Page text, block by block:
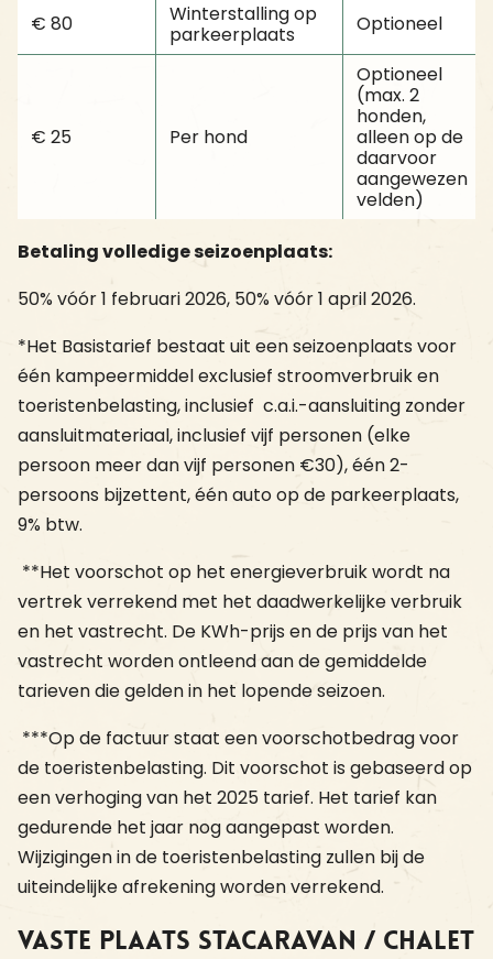
€ 80
Winterstalling op
parkeerplaats
Optioneel
€ 25 Per hond
Optioneel
(max. 2
honden,
alleen op de
daarvoor
aangewezen
velden)
Betaling volledige seizoenplaats:
50% vóór 1 februari 2026, 50% vóór 1 april 2026.
*Het Basistarief bestaat uit een seizoenplaats voor
één kampeermiddel exclusief stroomverbruik en
toeristenbelasting, inclusief c.a.i.-aansluiting zonder
aansluitmateriaal, inclusief vijf personen (elke
persoon meer dan vijf personen €30), één 2-
persoons bijzettent, één auto op de parkeerplaats,
9% btw.
**Het voorschot op het energieverbruik wordt na
vertrek verrekend met het daadwerkelijke verbruik
en het vastrecht. De KWh-prijs en de prijs van het
vastrecht worden ontleend aan de gemiddelde
tarieven die gelden in het lopende seizoen.
***Op de factuur staat een voorschotbedrag voor
de toeristenbelasting. Dit voorschot is gebaseerd op
een verhoging van het 2025 tarief. Het tarief kan
gedurende het jaar nog aangepast worden.
Wijzigingen in de toeristenbelasting zullen bij de
uiteindelijke afrekening worden verrekend.
Vaste plaats stacaravan / chalet